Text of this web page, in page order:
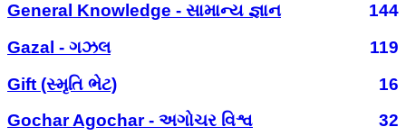
General Knowledge - સામાન્ય જ્ઞાન
144
Gazal - ગઝલ
119
Gift (સ્મૃતિ ભેટ)
16
Gochar Agochar - અગોચર વિશ્વ
32